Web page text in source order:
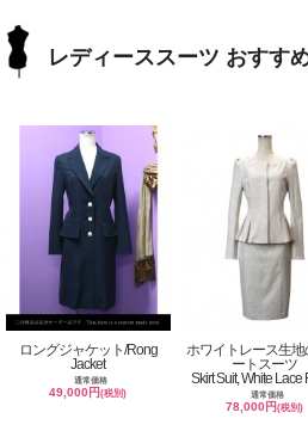
レディーススーツ おすす
ロングジャケット/Rong
Jacket
通常価格
49,000円(税別)
ホワイトレース生地
ートスーツ
Skirt Suit, White Lace
通常価格
78,000円(税別)